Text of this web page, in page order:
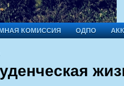
КОМИССИЯ ОДПО